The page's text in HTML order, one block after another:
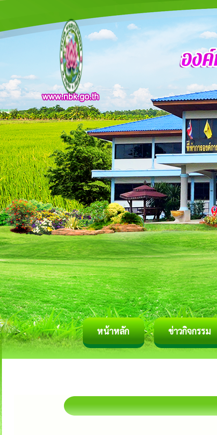
หน้าหลัก ข่าวกิจกรรม